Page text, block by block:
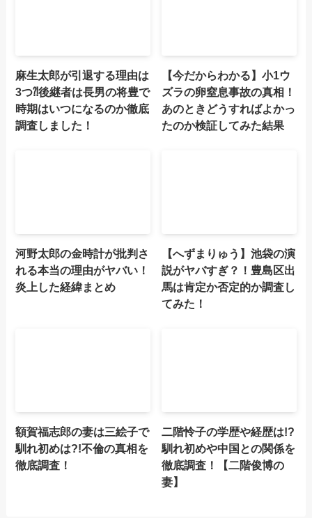
麻生太郎が引退する理由は
3つ⁈後継者は長男の将豊で
時期はいつになるのか徹底
調査しました！
【今だからわかる】小1ウ
ズラの卵窒息事故の真相！
あのときどうすればよかっ
たのか検証してみた結果
河野太郎の金時計が批判さ
れる本当の理由がヤバい！
炎上した経緯まとめ
【へずまりゅう】池袋の演
説がヤバすぎ？！豊島区出
馬は肯定か否定的か調査し
てみた！
額賀福志郎の妻は三絵子で
馴れ初めは?!不倫の真相を
徹底調査！
二階怜子の学歴や経歴は!?
馴れ初めや中国との関係を
徹底調査！【二階俊博の
妻】